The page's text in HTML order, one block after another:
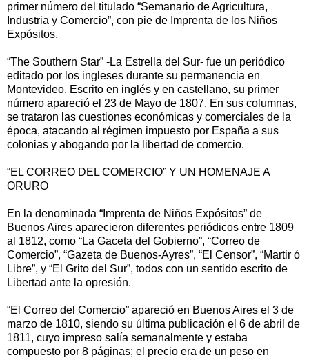
primer número del titulado “Semanario de Agricultura,
Industria y Comercio”, con pie de Imprenta de los Niños
Expósitos.
“The Southern Star” -La Estrella del Sur- fue un periódico
editado por los ingleses durante su permanencia en
Montevideo. Escrito en inglés y en castellano, su primer
número apareció el 23 de Mayo de 1807. En sus columnas,
se trataron las cuestiones económicas y comerciales de la
época, atacando al régimen impuesto por España a sus
colonias y abogando por la libertad de comercio.
“EL CORREO DEL COMERCIO” Y UN HOMENAJE A
ORURO
En la denominada “Imprenta de Niños Expósitos” de
Buenos Aires aparecieron diferentes periódicos entre 1809
al 1812, como “La Gaceta del Gobierno”, “Correo de
Comercio”, “Gazeta de Buenos-Ayres”, “El Censor”, “Martir ó
Libre”, y “El Grito del Sur”, todos con un sentido escrito de
Libertad ante la opresión.
“El Correo del Comercio” apareció en Buenos Aires el 3 de
marzo de 1810, siendo su última publicación el 6 de abril de
1811, cuyo impreso salía semanalmente y estaba
compuesto por 8 páginas; el precio era de un peso en